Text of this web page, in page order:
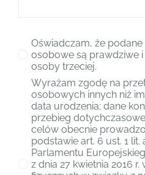
Oświadczam, że
osobowe są prawdziwe
osoby trzeciej.
Wyrażam zgodę na
osobowych innych niż
data urodzenia; dane
przebieg
celów obecnie
podstawie art. 6 ust. 1 lit.
Parlamentu
z dnia 27 kwietnia 2016